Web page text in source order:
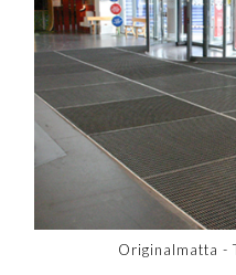
Originalmatta -